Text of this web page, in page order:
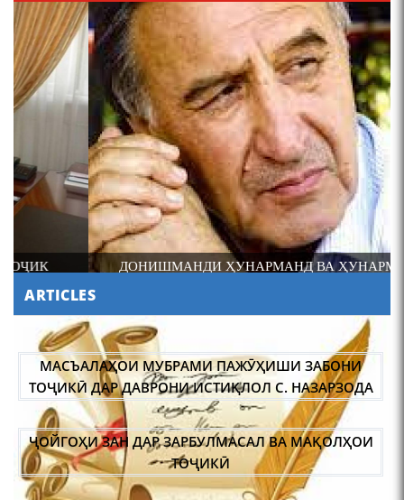
4-уми декабр- зодрӯзи
шоири абадзинда Абулқосим
Лоҳутӣ
АБУЛҚОСИМ ЛОҲУТӢ /
ABULQOSIM LOHUTY/
Что знают в Ташкенте о
ДОНИШМАНДИ ҲУНАРМАНД ВА ҲУНАРМАНДИ
ARTICLES
МАСЪАЛАҲОИ МУБРАМИ ПАЖӮҲИШИ ЗАБОНИ
ТОҶИКӢ ДАР ДАВРОНИ ИСТИҚЛОЛ С. НАЗАРЗОДА
ҶОЙГОҲИ ЗАН ДАР ЗАРБУЛМАСАЛ ВА МАҚОЛҲОИ
ТОҶИКӢ
ИҚТИБОСШАВИИ ВОЖАҲОИ ЗАБОНИ ТОҶИКӢ ДАР